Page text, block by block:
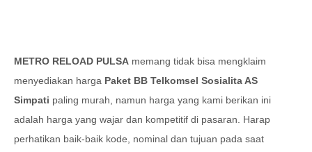
METRO RELOAD PULSA memang tidak bisa mengklaim
menyediakan harga Paket BB Telkomsel Sosialita AS
Simpati paling murah, namun harga yang kami berikan ini
adalah harga yang wajar dan kompetitif di pasaran. Harap
perhatikan baik-baik kode, nominal dan tujuan pada saat